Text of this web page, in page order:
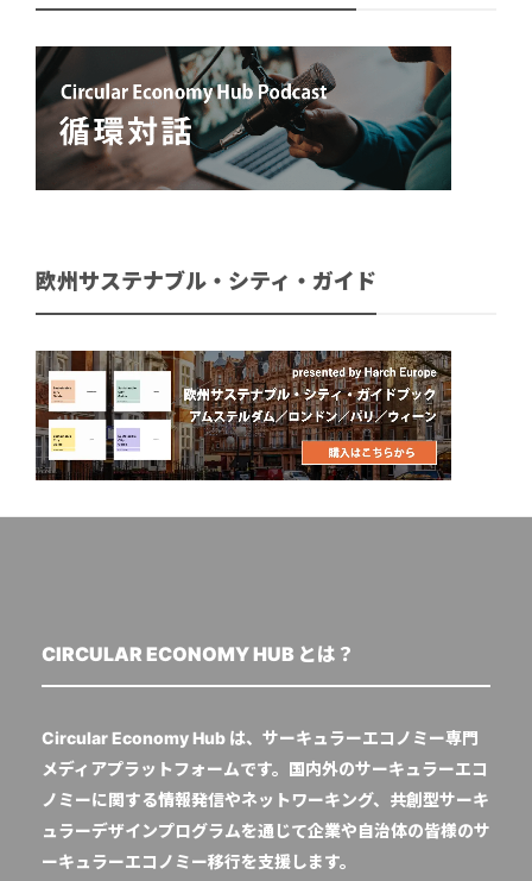
欧州サステナブル・シティ・ガイド
CIRCULAR ECONOMY HUB とは？
Circular Economy Hub は、サーキュラーエコノミー専門
メディアプラットフォームです。国内外のサーキュラーエコ
ノミーに関する情報発信やネットワーキング、共創型サーキ
ュラーデザインプログラムを通じて企業や自治体の皆様のサ
ーキュラーエコノミー移行を支援します。